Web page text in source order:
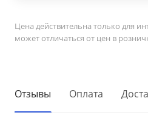
Цена действительна только для
может отличаться от цен в
Отзывы Оплата